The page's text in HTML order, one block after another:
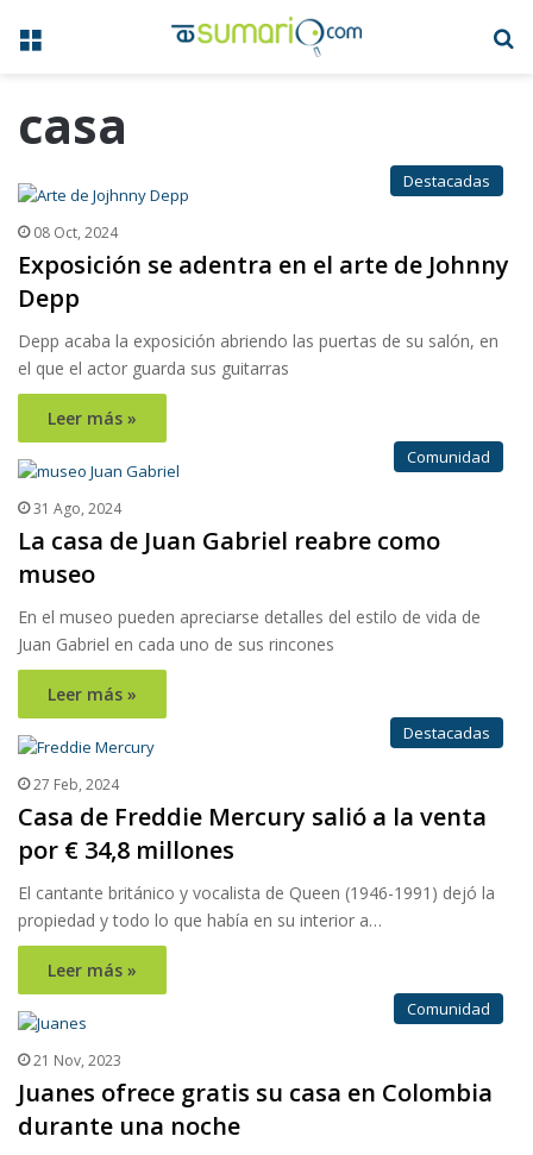
Menú
casa
Destacadas
08 Oct, 2024
Exposición se adentra en el arte de Johnny
Depp
Depp acaba la exposición abriendo las puertas de su salón, en
el que el actor guarda sus guitarras
Leer más »
Comunidad
31 Ago, 2024
La casa de Juan Gabriel reabre como
museo
En el museo pueden apreciarse detalles del estilo de vida de
Juan Gabriel en cada uno de sus rincones
Leer más »
Destacadas
27 Feb, 2024
Casa de Freddie Mercury salió a la venta
por € 34,8 millones
El cantante británico y vocalista de Queen (1946-1991) dejó la
propiedad y todo lo que había en su interior a…
Leer más »
Comunidad
21 Nov, 2023
Juanes ofrece gratis su casa en Colombia
durante una noche